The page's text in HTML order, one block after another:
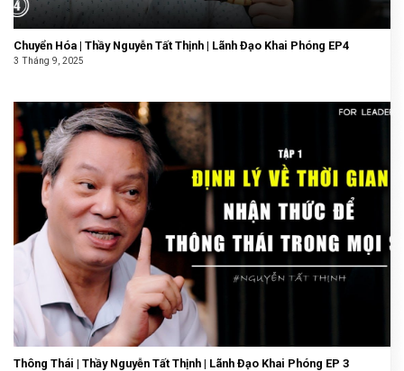
Chuyển Hóa | Thầy Nguyễn Tất Thịnh | Lãnh Đạo Khai Phóng EP4
3 Tháng 9, 2025
Thông Thái | Thầy Nguyễn Tất Thịnh | Lãnh Đạo Khai Phóng EP 3